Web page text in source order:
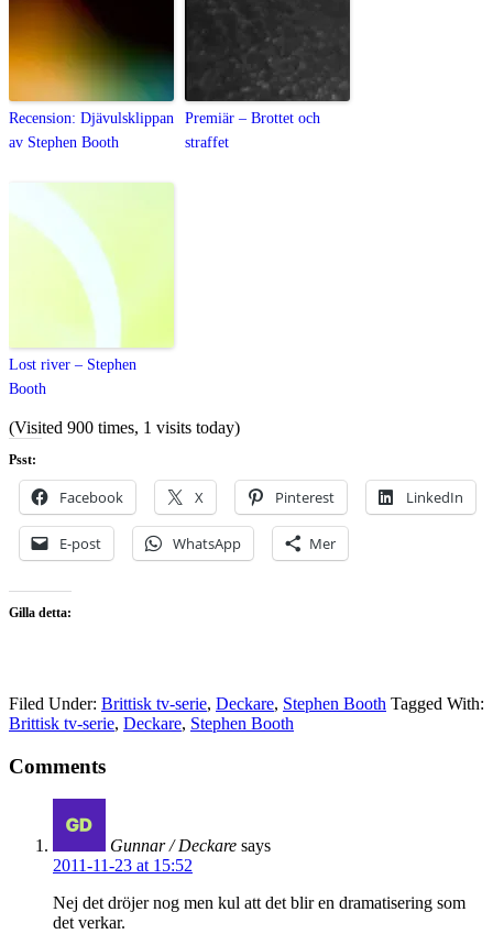
Recension: Djävulsklippan
av Stephen Booth
Premiär – Brottet och
straffet
Lost river – Stephen
Booth
(Visited 900 times, 1 visits today)
Psst:
Facebook X Pinterest LinkedIn
E-post WhatsApp Mer
Gilla detta:
Filed Under: Brittisk tv-serie, Deckare, Stephen Booth Tagged With:
Brittisk tv-serie, Deckare, Stephen Booth
Comments
Gunnar / Deckare says
2011-11-23 at 15:52
Nej det dröjer nog men kul att det blir en dramatisering som
det verkar.